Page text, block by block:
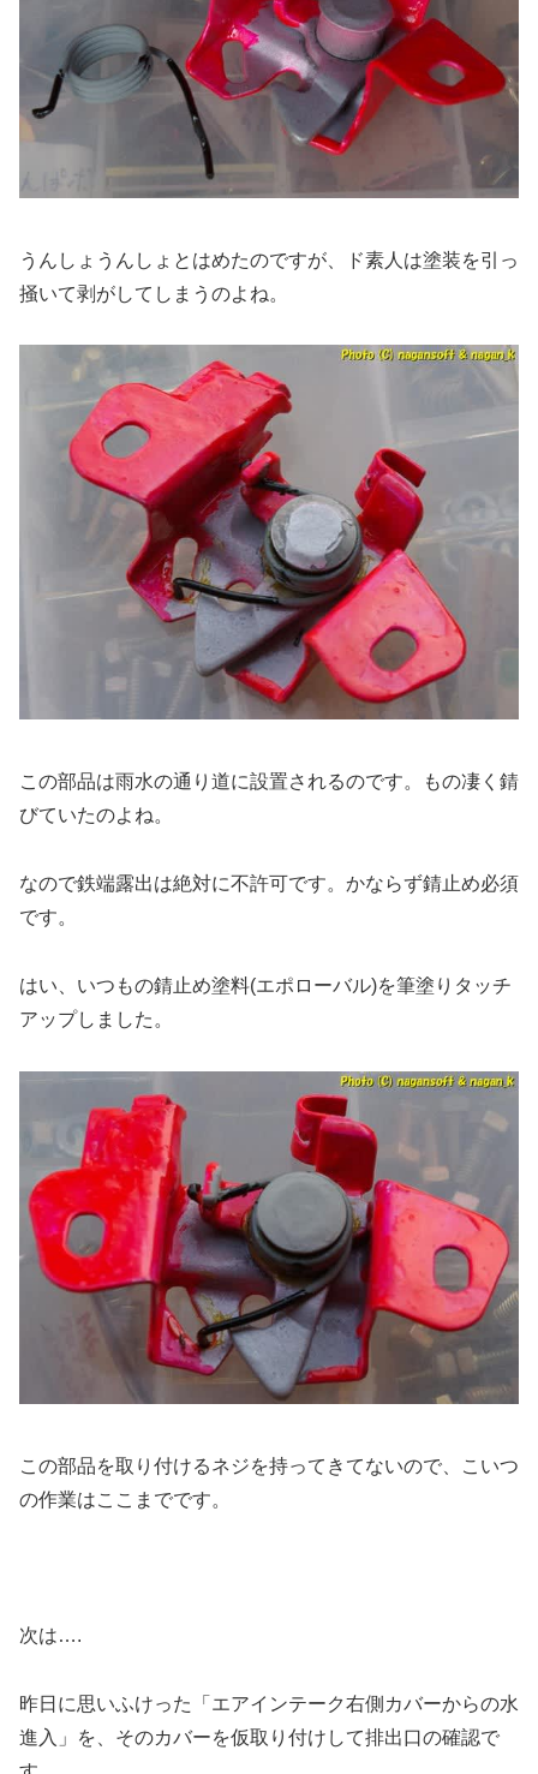
うんしょうんしょとはめたのですが、ド素人は塗装を引っ
掻いて剥がしてしまうのよね。
この部品は雨水の通り道に設置されるのです。もの凄く錆
びていたのよね。
なので鉄端露出は絶対に不許可です。かならず錆止め必須
です。
はい、いつもの錆止め塗料(エポローバル)を筆塗りタッチ
アップしました。
この部品を取り付けるネジを持ってきてないので、こいつ
の作業はここまでです。
次は….
昨日に思いふけった「エアインテーク右側カバーからの水
進入」を、そのカバーを仮取り付けして排出口の確認で